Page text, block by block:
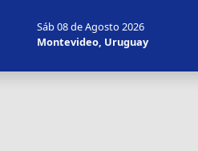
Sáb 08 de Agosto 2026
Montevideo, Uruguay